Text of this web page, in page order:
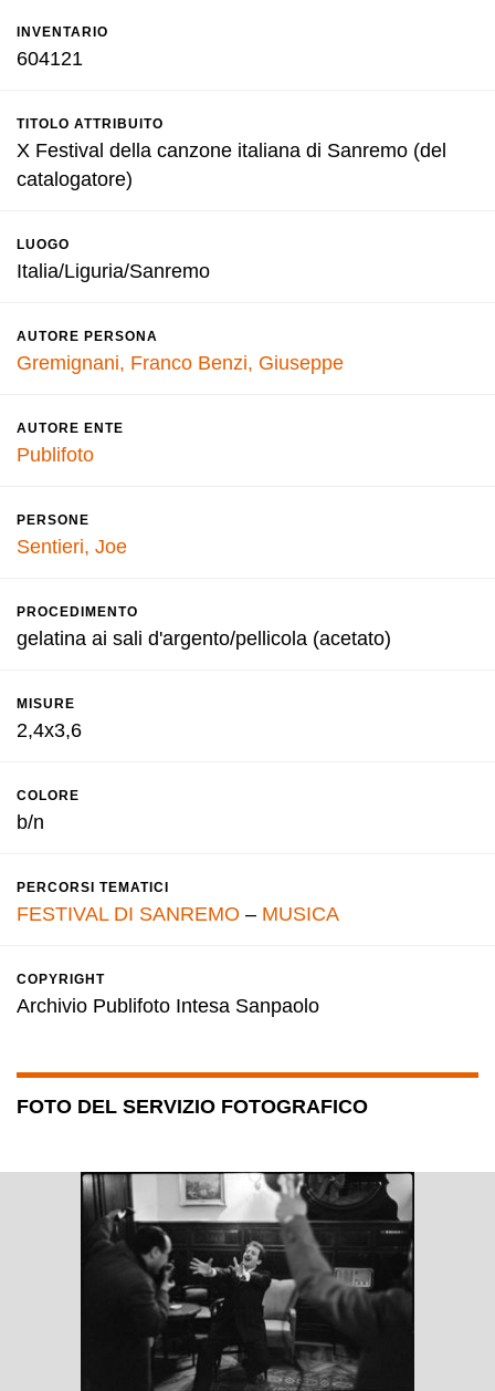
INVENTARIO
604121
TITOLO ATTRIBUITO
X Festival della canzone italiana di Sanremo (del
catalogatore)
LUOGO
Italia/Liguria/Sanremo
AUTORE PERSONA
Gremignani, Franco Benzi, Giuseppe
AUTORE ENTE
Publifoto
PERSONE
Sentieri, Joe
PROCEDIMENTO
gelatina ai sali d'argento/pellicola (acetato)
MISURE
2,4x3,6
COLORE
b/n
PERCORSI TEMATICI
FESTIVAL DI SANREMO – MUSICA
COPYRIGHT
Archivio Publifoto Intesa Sanpaolo
FOTO DEL SERVIZIO FOTOGRAFICO